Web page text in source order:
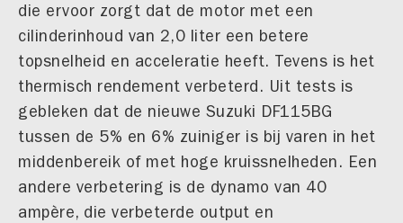
die ervoor zorgt dat de motor met een
cilinderinhoud van 2,0 liter een betere
topsnelheid en acceleratie heeft. Tevens is het
thermisch rendement verbeterd. Uit tests is
gebleken dat de nieuwe Suzuki DF115BG
tussen de 5% en 6% zuiniger is bij varen in het
middenbereik of met hoge kruissnelheden. Een
andere verbetering is de dynamo van 40
ampère, die verbeterde output en